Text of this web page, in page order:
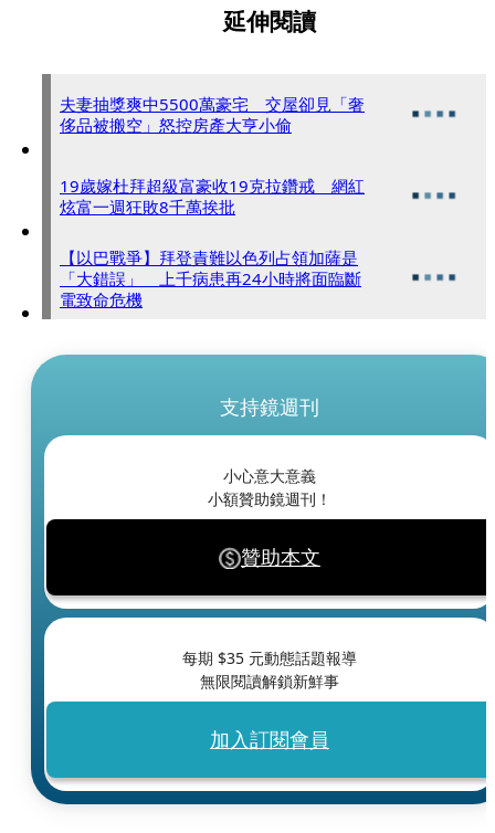
延伸閱讀
夫妻抽獎爽中5500萬豪宅 交屋卻見「奢
侈品被搬空」怒控房產大亨小偷
19歲嫁杜拜超級富豪收19克拉鑽戒 網紅
炫富一週狂敗8千萬挨批
【以巴戰爭】拜登責難以色列占領加薩是
「大錯誤」 上千病患再24小時將面臨斷
電致命危機
支持鏡週刊
小心意大意義
小額贊助鏡週刊！
贊助本文
每期 $35 元動態話題報導
無限閱讀解鎖新鮮事
加入訂閱會員